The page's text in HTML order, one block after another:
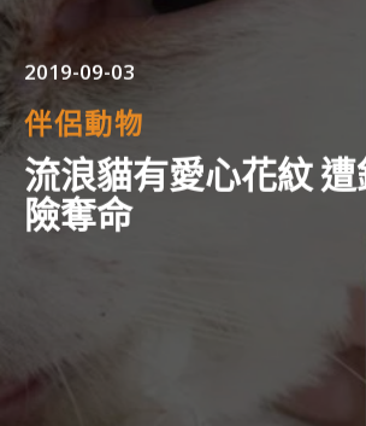
2019-09-03
伴侶動物
流浪貓有愛心花紋
險奪命